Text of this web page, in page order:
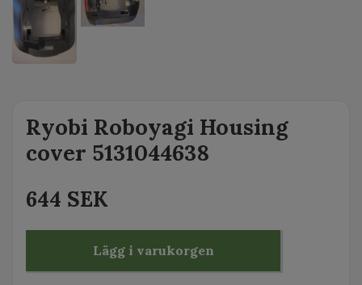
Ryobi Roboyagi Housing
cover 5131044638
644 SEK
Lägg i varukorgen